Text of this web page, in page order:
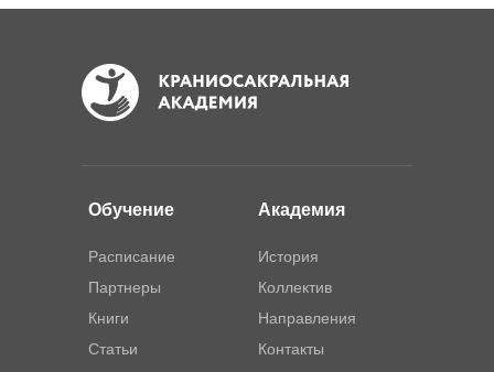
Академия
История
Коллектив
Направления
Контакты
Обучение
Расписание
Партнеры
Книги
Статьи